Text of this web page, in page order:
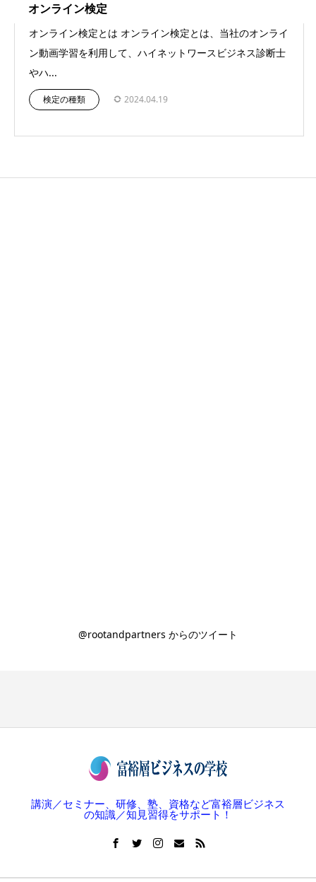
オンライン検定
オンライン検定とは オンライン検定とは、当社のオンライ
ン動画学習を利用して、ハイネットワースビジネス診断士
やハ...
検定の種類 2024.04.19
@rootandpartners からのツイート
講演／セミナー、研修、塾、資格など富裕層ビジネス
の知識／知見習得をサポート！